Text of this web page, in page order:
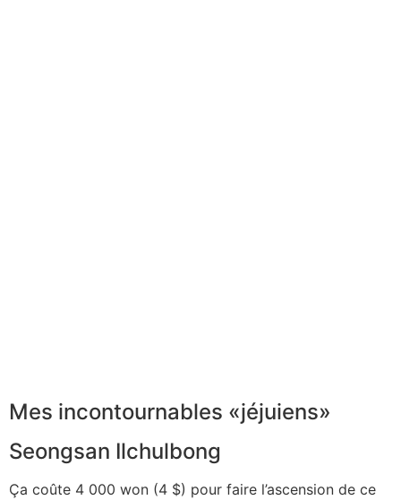
Mes incontournables «jéjuiens»
Seongsan Ilchulbong
Ça coûte 4 000 won (4 $) pour faire l’ascension de ce